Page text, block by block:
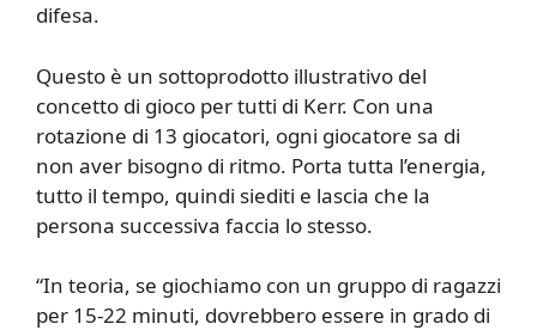
difesa.
Questo è un sottoprodotto illustrativo del
concetto di gioco per tutti di Kerr. Con una
rotazione di 13 giocatori, ogni giocatore sa di
non aver bisogno di ritmo. Porta tutta l’energia,
tutto il tempo, quindi siediti e lascia che la
persona successiva faccia lo stesso.
“In teoria, se giochiamo con un gruppo di ragazzi
per 15-22 minuti, dovrebbero essere in grado di